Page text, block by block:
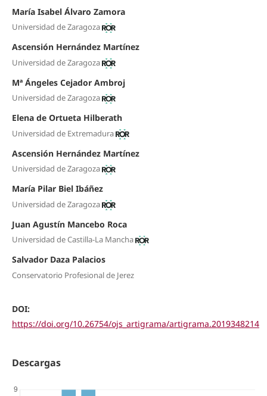
María Isabel Álvaro Zamora
Universidad de Zaragoza
Ascensión Hernández Martínez
Universidad de Zaragoza
Mª Ángeles Cejador Ambroj
Universidad de Zaragoza
Elena de Ortueta Hilberath
Universidad de Extremadura
Ascensión Hernández Martínez
Universidad de Zaragoza
María Pilar Biel Ibáñez
Universidad de Zaragoza
Juan Agustín Mancebo Roca
Universidad de Castilla-La Mancha
Salvador Daza Palacios
Conservatorio Profesional de Jerez
DOI:
https://doi.org/10.26754/ojs_artigrama/artigrama.2019348214
Descargas